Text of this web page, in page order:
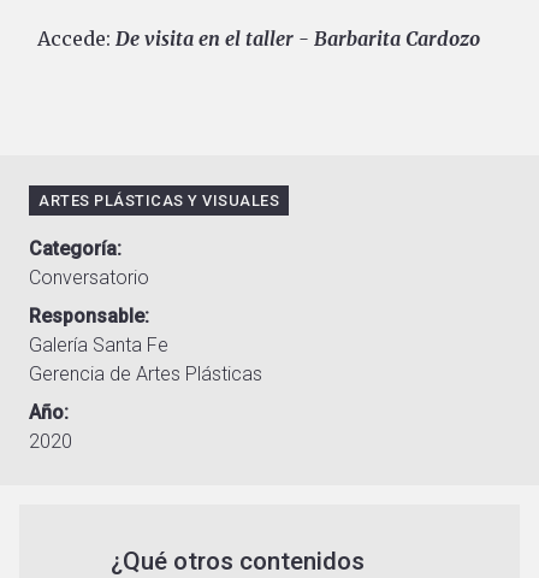
Accede: De visita en el taller - Barbarita Cardozo
ARTES PLÁSTICAS Y VISUALES
Categoría
Conversatorio
Responsable
Galería Santa Fe
Gerencia de Artes Plásticas
Año
2020
¿Qué otros contenidos